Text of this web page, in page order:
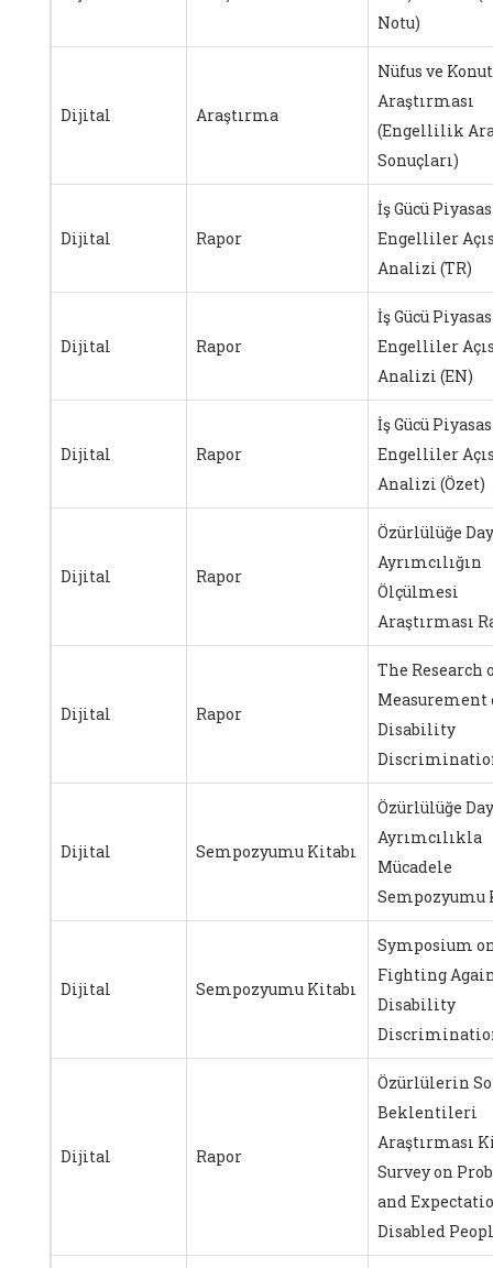
Notu)
Dijital Araştırma
Nüfus ve Konut
Araştırması
(Engellilik
Sonuçları)
Dijital Rapor
İş Gücü
Engelliler
Analizi (TR)
Dijital Rapor
İş Gücü
Engelliler
Analizi (EN)
Dijital Rapor
İş Gücü
Engelliler
Analizi (Özet)
Dijital Rapor
Özürlülüğe
Ayrımcılığın
Ölçülmesi
Araştırması
Dijital Rapor
The Research
Measurement
Disability
Dijital Sempozyumu Kitabı
Özürlülüğe
Ayrımcılıkla
Mücadele
Sempozyumu
Dijital Sempozyumu Kitabı
Symposium
Fighting
Disability
Dijital Rapor
Özürlülerin
Beklentileri
Araştırması
Survey on
and
Disabled